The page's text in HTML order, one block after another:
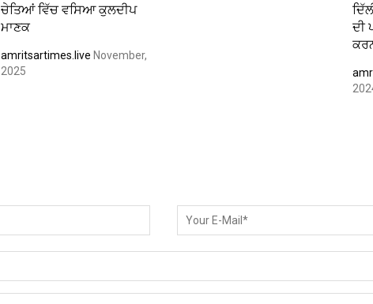
ਚੇਤਿਆਂ ਵਿੱਚ ਵਸਿਆ ਕੁਲਦੀਪ
ਮਾਣਕ
amritsartimes.live November,
2025
ਦੀ